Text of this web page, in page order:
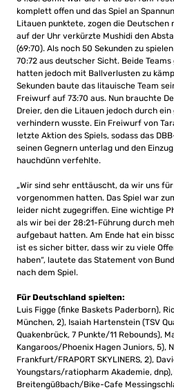
komplett offen und das Spiel an
Litauen punktete, zogen die Deutschen
auf der Uhr verkürzte Mushidi den
(69:70). Als noch 50 Sekunden zu
70:72 aus deutscher Sicht. Beide
hatten jedoch mit Ballverlusten zu
Sekunden baute das litauische Team
Freiwurf auf 73:70 aus. Nun brauchte
Dreier, den die Litauen jedoch durch
verhindern wusste. Ein Freiwurf von
letzte Aktion des Spiels, sodass das
seinen Gegnern unterlag und den
hauchdünn verfehlte.
„Wir sind sehr enttäuscht, da wir uns
vorgenommen hatten. Das Spiel war
leider nicht zugegriffen. Eine wichtige
als wir bei der 28:21-Führung durch
aufgebaut hatten. Am Ende hat ein
ist es sicher bitter, dass wir zu viele
haben“, lautete das Statement von
nach dem Spiel.
Für Deutschland spielten:
Luis Figge (finke Baskets Paderborn),
München, 2), Isaiah Hartenstein (TSV
Quakenbrück, 7 Punkte/11 Rebounds),
Kangaroos/Phoenix Hagen Juniors, 5),
Frankfurt/FRAPORT SKYLINERS, 2),
Youngstars/ratiopharm Akademie,
Breitengüßbach/Bike-Cafe